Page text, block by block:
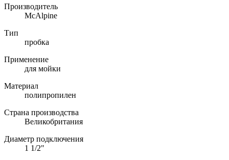
Производитель
McAlpine
Тип
пробка
Применение
для мойки
Материал
полипропилен
Страна производства
Великобритания
Диаметр подключения
1 1/2"